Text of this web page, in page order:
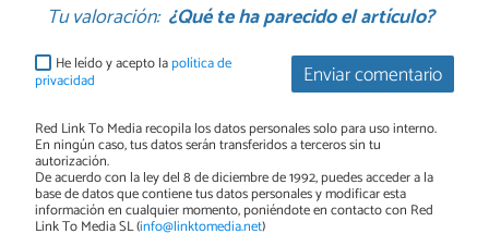
Tu valoración: ¿Qué te ha parecido el artículo?
Enviar comentario
He leído y acepto lapolítica de
privacidad
Red Link To Media recopila los datos personales solo para uso interno.
En ningún caso, tus datos serán transferidos a terceros sin tu
autorización.
De acuerdo con la ley del 8 de diciembre de 1992, puedes acceder a la
base de datos que contiene tus datos personales y modificar esta
información en cualquier momento, poniéndote en contacto con Red
Link To Media SL (info@linktomedia.net)